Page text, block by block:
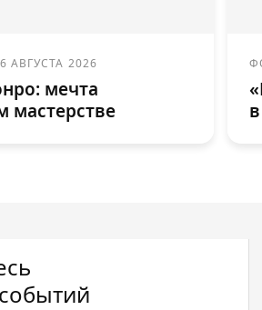
6 АВГУСТА 2026
мечта
мастерстве